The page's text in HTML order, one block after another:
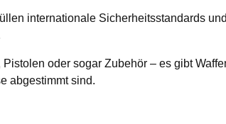
internationale Sicherheitsstandards
oder sogar Zubehör – es gibt
abgestimmt sind.